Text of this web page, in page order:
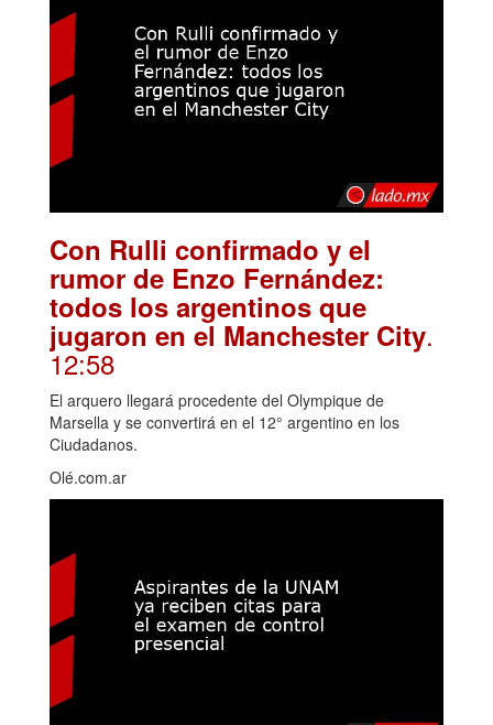
Con Rulli confirmado y el
rumor de Enzo Fernández:
todos los argentinos que
jugaron en el Manchester City.
12:58
El arquero llegará procedente del Olympique de
Marsella y se convertirá en el 12° argentino en los
Ciudadanos.
Olé.com.ar